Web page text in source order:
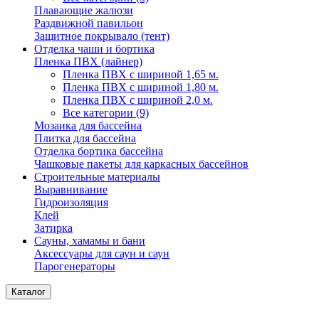
Плавающие жалюзи
Раздвижной павильон
Защитное покрывало (тент)
Отделка чаши и бортика
Пленка ПВХ (лайнер)
Пленка ПВХ с шириной 1,65 м.
Пленка ПВХ с шириной 1,80 м.
Пленка ПВХ с шириной 2,0 м.
Все категории (9)
Мозаика для бассейна
Плитка для бассейна
Отделка бортика бассейна
Чашковые пакеты для каркасных бассейнов
Строительные материалы
Выравнивание
Гидроизоляция
Клей
Затирка
Сауны, хамамы и бани
Аксессуары для саун и саун
Парогенераторы
Каталог